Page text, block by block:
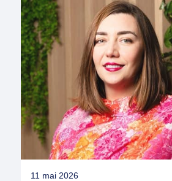
11 mai 2026